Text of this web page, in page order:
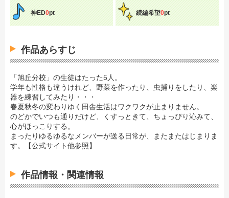
神ED0pt 続編希望0pt
作品あらすじ
「旭丘分校」の生徒はたった5人。
学年も性格も違うけれど、野菜を作ったり、虫捕りをしたり、楽
器を練習してみたり・・・
春夏秋冬の変わりゆく田舎生活はワクワクが止まりません。
のどかでいつも通りだけど、くすっときて、ちょっぴり沁みて、
心がほっこりする。
まったりゆるゆるなメンバーが送る日常が、またまたはじまりま
す。【公式サイト他参照】
作品情報・関連情報